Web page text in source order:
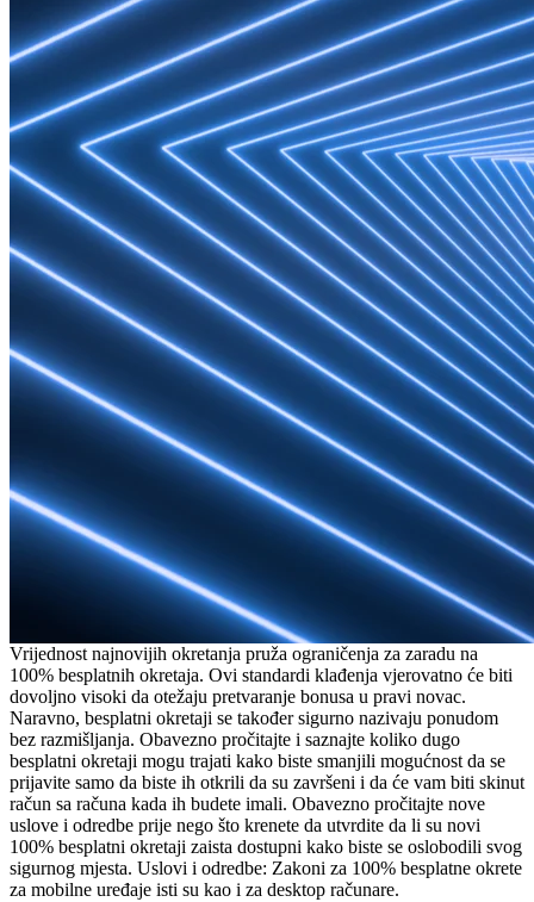
Vrijednost najnovijih okretanja pruža ograničenja za zaradu na
100% besplatnih okretaja. Ovi standardi klađenja vjerovatno će biti
dovoljno visoki da otežaju pretvaranje bonusa u pravi novac.
Naravno, besplatni okretaji se također sigurno nazivaju ponudom
bez razmišljanja. Obavezno pročitajte i saznajte koliko dugo
besplatni okretaji mogu trajati kako biste smanjili mogućnost da se
prijavite samo da biste ih otkrili da su završeni i da će vam biti skinut
račun sa računa kada ih budete imali. Obavezno pročitajte nove
uslove i odredbe prije nego što krenete da utvrdite da li su novi
100% besplatni okretaji zaista dostupni kako biste se oslobodili svog
sigurnog mjesta. Uslovi i odredbe: Zakoni za 100% besplatne okrete
za mobilne uređaje isti su kao i za desktop računare.